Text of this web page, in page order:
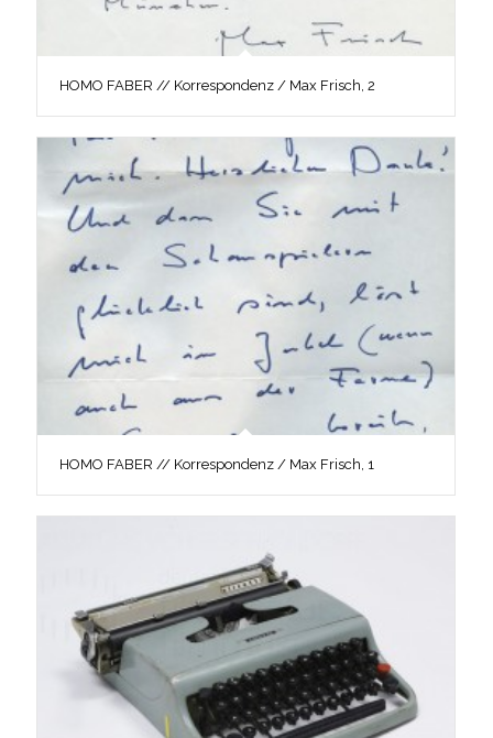
HOMO FABER // Korrespondenz / Max Frisch, 2
HOMO FABER // Korrespondenz / Max Frisch, 1